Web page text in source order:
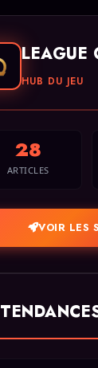
LEAGUE
HUB DU JEU
28
ARTICLES
VOIR LES